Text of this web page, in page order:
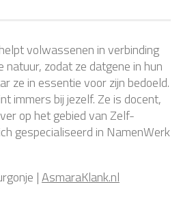
volwassenen in verbinding
zodat ze datgene in hun
ze in essentie voor zijn bedoeld.
immers bij jezelf. Ze is docent,
op het gebied van Zelf-
gespecialiseerd in NamenWerk
|AsmaraKlank.nl